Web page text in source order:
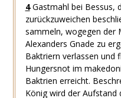
4Gastmahl bei Bessus,
zurückzuweichen
sammeln, wogegen der
Alexanders Gnade zu
Baktriern verlassen und
Hungersnot im
Baktrien erreicht.
König wird der Aufstand